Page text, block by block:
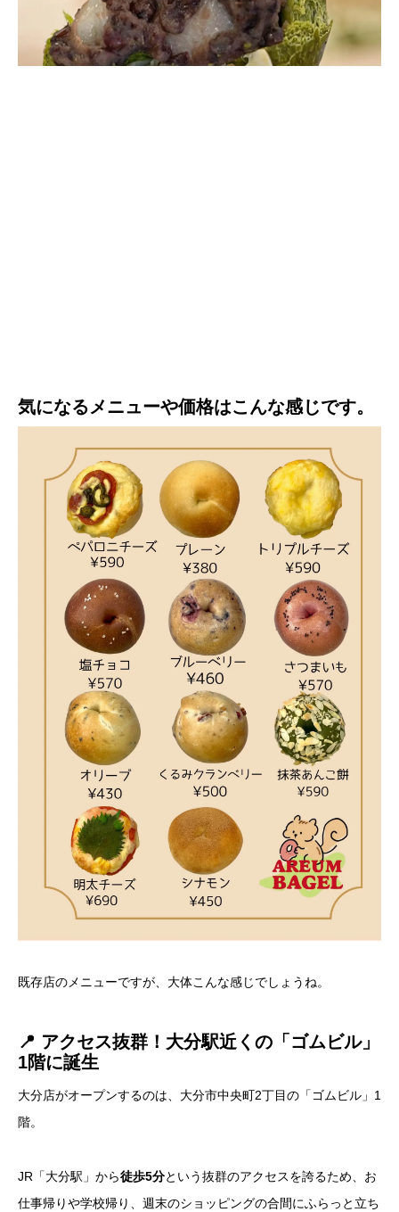
気になるメニューや価格はこんな感じです。
既存店のメニューですが、大体こんな感じでしょうね。
📍 アクセス抜群！大分駅近くの「ゴムビル」
1階に誕生
大分店がオープンするのは、大分市中央町2丁目の「ゴムビル」1
階。
JR「大分駅」から徒歩5分という抜群のアクセスを誇るため、お
仕事帰りや学校帰り、週末のショッピングの合間にふらっと立ち